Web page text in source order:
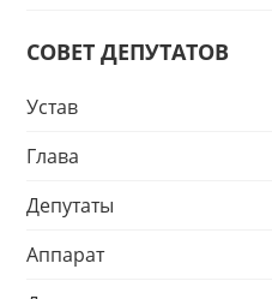
СОВЕТ ДЕПУТАТОВ
Устав
Глава
Депутаты
Аппарат